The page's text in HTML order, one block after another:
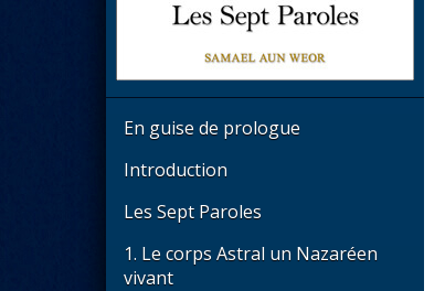
En guise de prologue
Introduction
Les Sept Paroles
1. Le corps Astral un Nazaréen
vivant